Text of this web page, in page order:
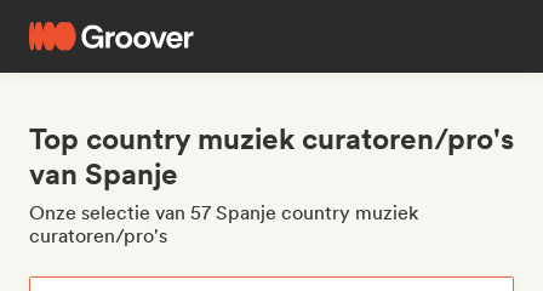
Top country muziek curatoren/pro's
van Spanje
Onze selectie van 57 Spanje country muziek
curatoren/pro's